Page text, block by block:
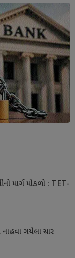
માર્ગ મોકળો : TET-
ગયેલા ચાર